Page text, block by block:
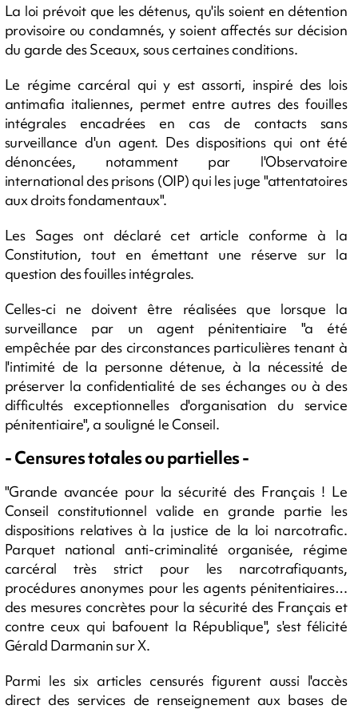
La loi prévoit que les détenus, qu'ils soient en détention
provisoire ou condamnés, y soient affectés sur décision
du garde des Sceaux, sous certaines conditions.
Le régime carcéral qui y est assorti, inspiré des lois
antimafia italiennes, permet entre autres des fouilles
intégrales encadrées en cas de contacts sans
surveillance d'un agent. Des dispositions qui ont été
dénoncées, notamment par l'Observatoire
international des prisons (OIP) qui les juge "attentatoires
aux droits fondamentaux".
Les Sages ont déclaré cet article conforme à la
Constitution, tout en émettant une réserve sur la
question des fouilles intégrales.
Celles-ci ne doivent être réalisées que lorsque la
surveillance par un agent pénitentiaire "a été
empêchée par des circonstances particulières tenant à
l'intimité de la personne détenue, à la nécessité de
préserver la confidentialité de ses échanges ou à des
difficultés exceptionnelles d'organisation du service
pénitentiaire", a souligné le Conseil.
- Censures totales ou partielles -
"Grande avancée pour la sécurité des Français ! Le
Conseil constitutionnel valide en grande partie les
dispositions relatives à la justice de la loi narcotrafic.
Parquet national anti-criminalité organisée, régime
carcéral très strict pour les narcotrafiquants,
procédures anonymes pour les agents pénitentiaires…
des mesures concrètes pour la sécurité des Français et
contre ceux qui bafouent la République", s'est félicité
Gérald Darmanin sur X.
Parmi les six articles censurés figurent aussi l'accès
direct des services de renseignement aux bases de